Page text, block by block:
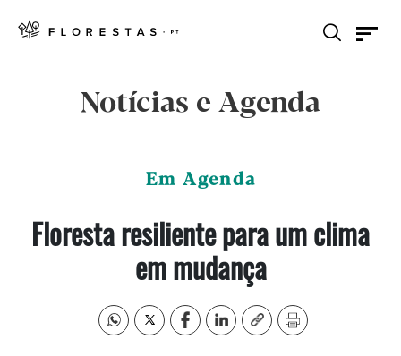
Notícias e Agenda
Em Agenda
Floresta resiliente para um clima
em mudança